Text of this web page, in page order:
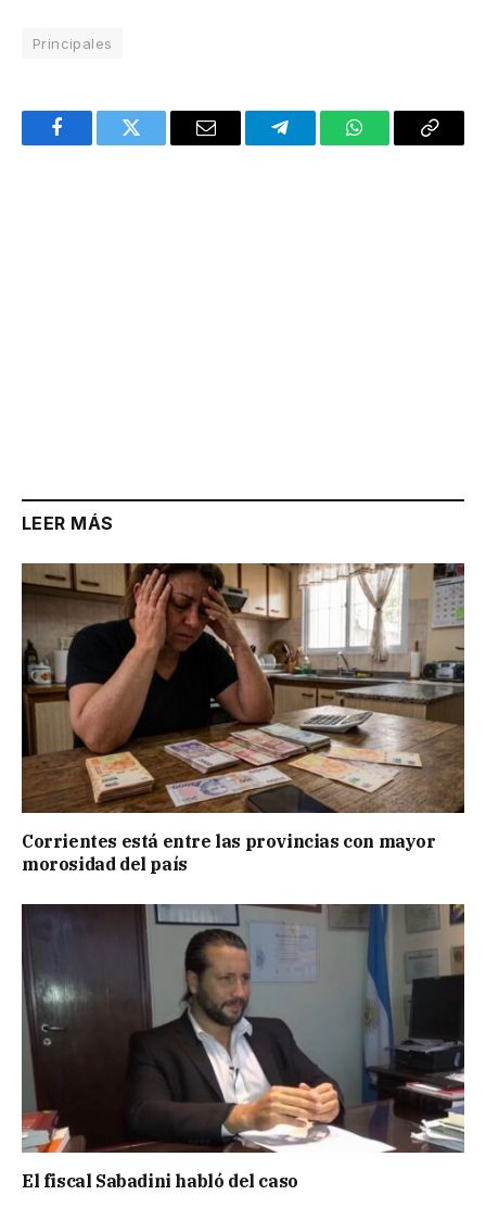
Principales
FacebookTwitter Email TelegramWhatsAppCopy
LEER MÁS
Corrientes está entre las provincias con mayor
morosidad del país
El fiscal Sabadini habló del caso